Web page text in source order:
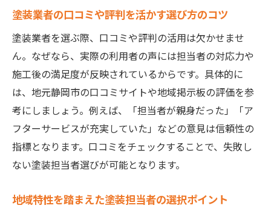
説
力
提案内容に納得できる塗装担当者を見極め
る
塗装作業の求人背景から見る担当者の経験
値
安心の塗装を静岡市で叶える担当者選び
静岡市で安心して任せられる塗装担当者の
外壁塗装のトラブルを防ぐ担当者選びの工
塗装業者の口コミや評判を活かす選び方のコツ
塗装業者を選ぶ際、口コミや評判の活用は欠かせませ
ん。なぜなら、実際の利用者の声には担当者の対応力や
施工後の満足度が反映されているからです。具体的に
は、地元静岡市の口コミサイトや地域掲示板の評価を参
考にしましょう。例えば、「担当者が親身だった」「ア
フターサービスが充実していた」などの意見は信頼性の
指標となります。口コミをチェックすることで、失敗し
ない塗装担当者選びが可能となります。
地域特性を踏まえた塗装担当者の選択ポイント